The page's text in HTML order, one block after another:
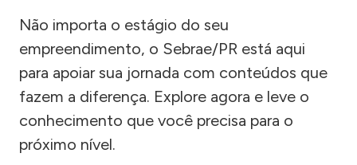
Não importa o estágio do seu
empreendimento, o Sebrae/PR está aqui
para apoiar sua jornada com conteúdos que
fazem a diferença. Explore agora e leve o
conhecimento que você precisa para o
próximo nível.